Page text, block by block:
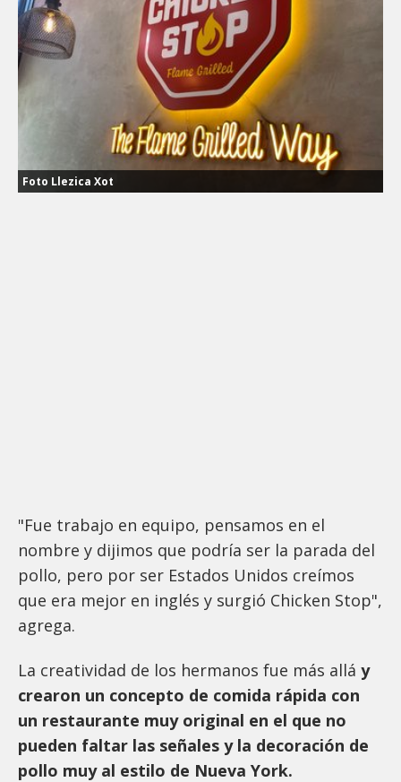
Foto Llezica Xot
"Fue trabajo en equipo, pensamos en el
nombre y dijimos que podría ser la parada del
pollo, pero por ser Estados Unidos creímos
que era mejor en inglés y surgió Chicken Stop",
agrega.
La creatividad de los hermanos fue más allá y
crearon un concepto de comida rápida con
un restaurante muy original en el que no
pueden faltar las señales y la decoración de
pollo muy al estilo de Nueva York.